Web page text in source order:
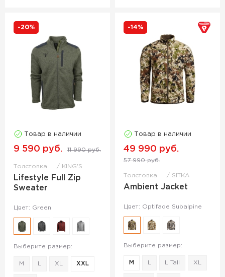
-20%
Товар в наличии
9 590 руб. 11 990 руб.
Толстовка KING'S
Lifestyle Full Zip
Sweater
Цвет: Green
Выберите размер:
M XL XXL
-14%
Товар в наличии
49 990 руб.
57 990 руб.
Толстовка SITKA
Ambient Jacket
Цвет: Optifade Subalpine
Выберите размер:
M L Tall XL